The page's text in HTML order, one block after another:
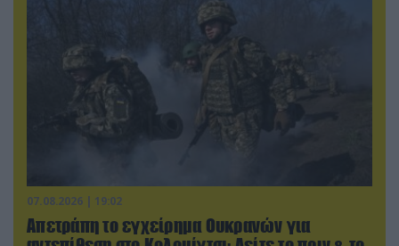
07.08.2026 | 19:02
Απετράπη το εγχείρημα Ουκρανών για